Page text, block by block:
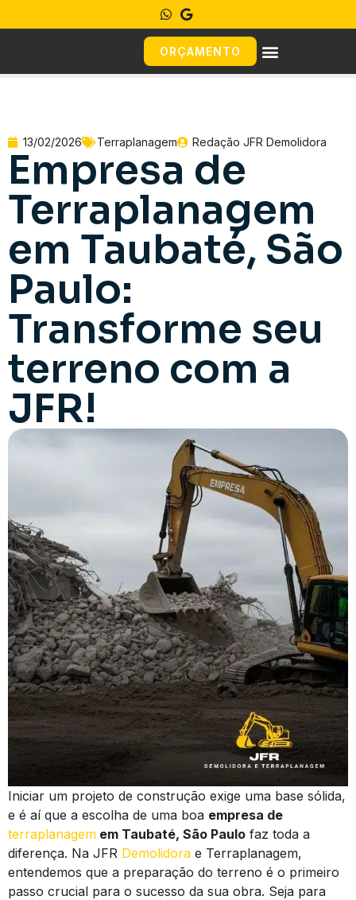
ORÇAMENTO
13/02/2026 Terraplanagem Redação JFR Demolidora
Empresa de
Terraplanagem
em Taubaté, São
Paulo:
Transforme seu
terreno com a
JFR!
Iniciar um projeto de construção exige uma base sólida,
e é aí que a escolha de uma boa empresa de
terraplanagem em Taubaté, São Paulo faz toda a
diferença. Na JFR Demolidora e Terraplanagem,
entendemos que a preparação do terreno é o primeiro
passo crucial para o sucesso da sua obra. Seja para